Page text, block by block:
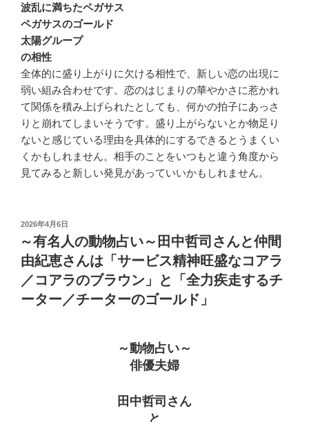
波乱に満ちたペガサス
ペガサスのゴールド
太陽グループ
の相性
全体的に盛り上がりに欠ける相性で、新しい恋の出現に
弱い組み合わせです。恋のはじまりの華やかさに惹かれ
て関係を積み上げられたとしても、何かの拍子にあっさ
りと崩れてしまいそうです。盛り上がらないとか物足り
ないと感じている理由を具体的にするできるとうまくい
くかもしれません。相手のことをいつもと違う角度から
見てみると新しい発見があっていいかもしれません。
投
2026年4月6日
～有名人の動物占い～田中哲司さんと仲間
由紀恵さんは「サービス精神旺盛なコアラ
／コアラのブラウン」と「全力疾走するチ
ーター／チーターのゴールド」
～動物占い～
俳優夫婦
田中哲司さん
と